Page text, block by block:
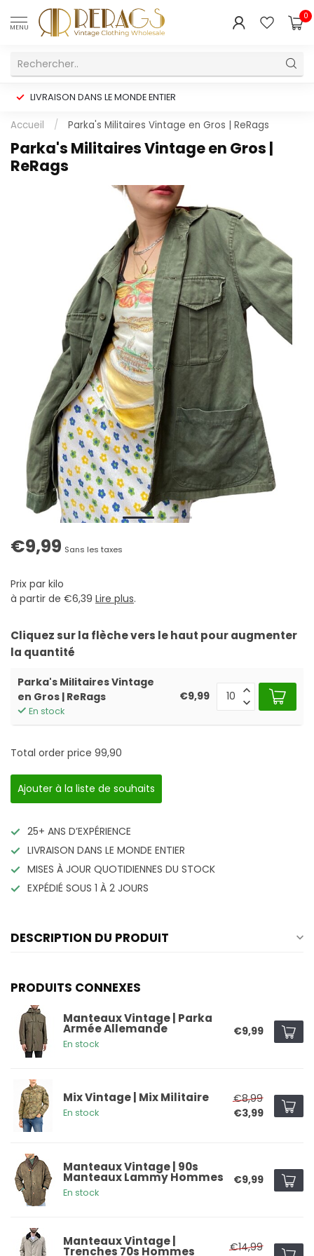
MENU
0
LIVRAISON DANS LE MONDE ENTIER
Accueil / Parka's Militaires Vintage en Gros | ReRags
Parka's Militaires Vintage en Gros |
ReRags
€9,99 Sans les taxes
Prix par kilo
à partir de €6,39 Lire plus.
Cliquez sur la flèche vers le haut pour augmenter
la quantité
Parka's Militaires Vintage
en Gros | ReRags
En stock
€9,99
Total order price 99,90
Ajouter à la liste de souhaits
25+ ANS D’EXPÉRIENCE
LIVRAISON DANS LE MONDE ENTIER
MISES À JOUR QUOTIDIENNES DU STOCK
EXPÉDIÉ SOUS 1 À 2 JOURS
DESCRIPTION DU PRODUIT
PRODUITS CONNEXES
Manteaux Vintage | Parka
Armée Allemande
En stock
€9,99
Mix Vintage | Mix Militaire
En stock
€8,99
€3,99
Manteaux Vintage | 90s
Manteaux Lammy Hommes
En stock
€9,99
Manteaux Vintage |
Trenches 70s Hommes
€14,99